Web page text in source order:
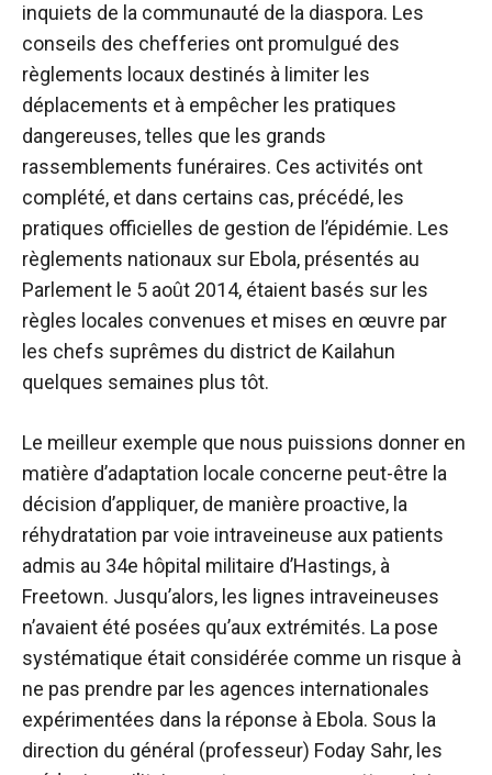
inquiets de la communauté de la diaspora. Les
conseils des chefferies ont promulgué des
règlements locaux destinés à limiter les
déplacements et à empêcher les pratiques
dangereuses, telles que les grands
rassemblements funéraires. Ces activités ont
complété, et dans certains cas, précédé, les
pratiques officielles de gestion de l’épidémie. Les
règlements nationaux sur Ebola, présentés au
Parlement le 5 août 2014, étaient basés sur les
règles locales convenues et mises en œuvre par
les chefs suprêmes du district de Kailahun
quelques semaines plus tôt.
Le meilleur exemple que nous puissions donner en
matière d’adaptation locale concerne peut-être la
décision d’appliquer, de manière proactive, la
réhydratation par voie intraveineuse aux patients
admis au 34e hôpital militaire d’Hastings, à
Freetown. Jusqu’alors, les lignes intraveineuses
n’avaient été posées qu’aux extrémités. La pose
systématique était considérée comme un risque à
ne pas prendre par les agences internationales
expérimentées dans la réponse à Ebola. Sous la
direction du général (professeur) Foday Sahr, les